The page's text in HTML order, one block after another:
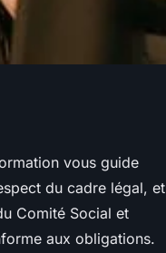
vous guide
du cadre légal, et
Comité Social et
aux obligations.